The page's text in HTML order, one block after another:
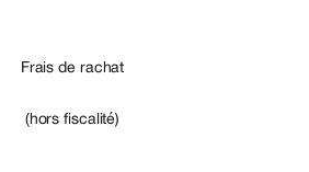
Frais de rachat
(hors fiscalité)